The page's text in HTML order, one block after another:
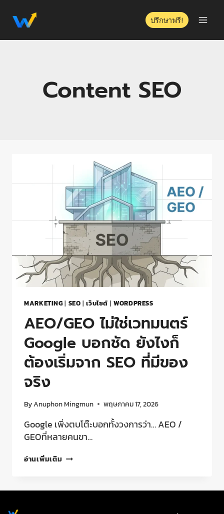
ปรึกษาฟรี!
Content SEO
MARKETING| SEO |เว็บไซต์ |WORDPRESS
AEO/GEO ไม่ใช่เวทมนตร์
Google บอกชัด ยังไงก็
ต้องเริ่มจาก SEO ที่มีของ
จริง
ByAnuphon Mingmun พฤษภาคม 17, 2026
Google เพิ่งตบโต๊ะบอกทั้งวงการว่า… AEO /
GEOที่หลายคนขา…
อ่านเพิ่มเติม